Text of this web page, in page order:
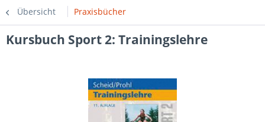
Übersicht Praxisbücher
Kursbuch Sport 2: Trainingslehre